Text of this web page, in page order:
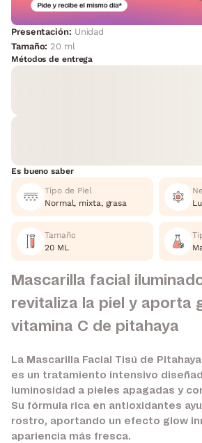
Presentación: Unidad
Tamaño: 20 ml
Métodos de entrega
Es bueno saber
Tipo de Piel
Normal, mixta, grasa
Tamaño
20 ML
Mascarilla facial
revitaliza la piel y aporta
vitamina C de pitahaya
La Mascarilla Facial Tisú de
es un tratamiento intensivo
luminosidad a pieles apagadas y
Su fórmula rica en antioxidantes
rostro, aportando un efecto glow
apariencia más fresca.